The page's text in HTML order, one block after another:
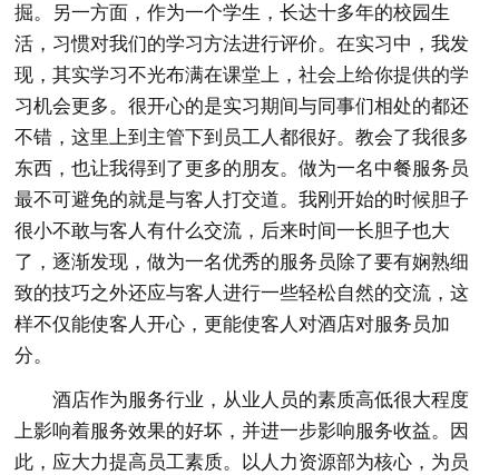
掘。另一方面，作为一个学生，长达十多年的校园生
活，习惯对我们的学习方法进行评价。在实习中，我发
现，其实学习不光布满在课堂上，社会上给你提供的学
习机会更多。很开心的是实习期间与同事们相处的都还
不错，这里上到主管下到员工人都很好。教会了我很多
东西，也让我得到了更多的朋友。做为一名中餐服务员
最不可避免的就是与客人打交道。我刚开始的时候胆子
很小不敢与客人有什么交流，后来时间一长胆子也大
了，逐渐发现，做为一名优秀的服务员除了要有娴熟细
致的技巧之外还应与客人进行一些轻松自然的交流，这
样不仅能使客人开心，更能使客人对酒店对服务员加
分。
酒店作为服务行业，从业人员的素质高低很大程度
上影响着服务效果的好坏，并进一步影响服务收益。因
此，应大力提高员工素质。以人力资源部为核心，为员